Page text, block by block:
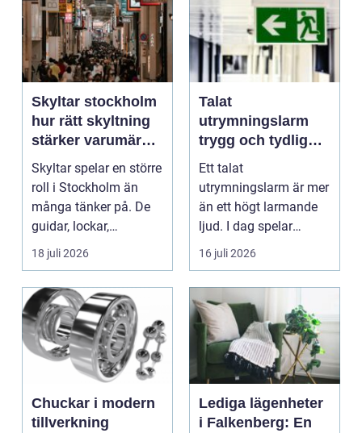
Skyltar stockholm
hur rätt skyltning
stärker varumärket
i stadsmiljön
Skyltar spelar en större
roll i Stockholm än
många tänker på. De
guidar, lockar,
inspirerar och skap...
18 juli 2026
Talat
utrymningslarm
trygg och tydlig
vägledning vid kris
Ett talat
utrymningslarm är mer
än ett högt larmande
ljud. I dag spelar
tydliga
röstmeddelanden en
a...
16 juli 2026
Chuckar i modern
tillverkning
Lediga lägenheter
i Falkenberg: En